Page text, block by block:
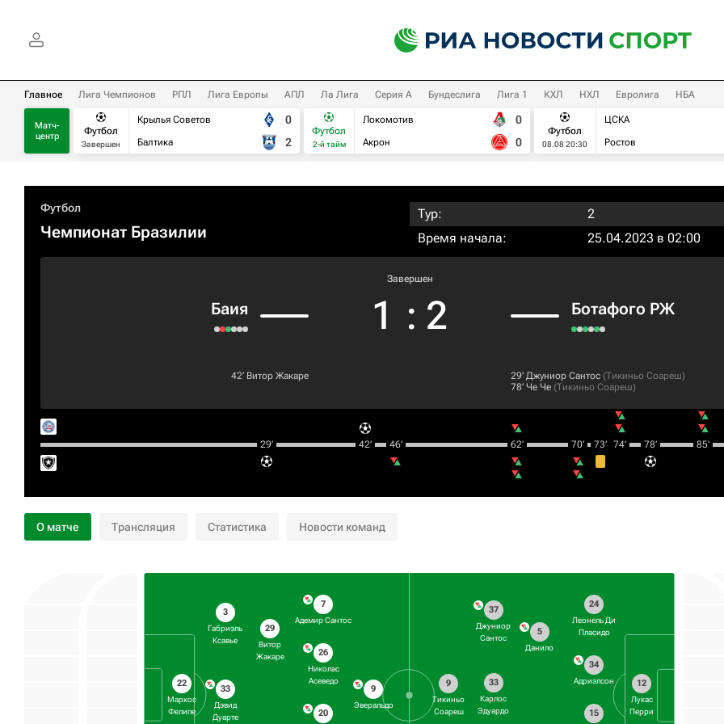
Главное Лига Чемпионов РПЛ Лига Европы АПЛ Ла Лига Серия А Бундеслига Лига 1 КХЛ НХЛ Евролига НБА
Матч-
центр
Футбол
Завершен
Крылья Советов
Балтика
0
2
Футбол
2-й тайм
Локомотив
Акрон
0
0
Футбол
08.08 20:30
ЦСКА
Ростов
Футбол
Чемпионат Бразилии
Тур:
2
Время начала:
25.04.2023 в 02:00
Баия
Завершен
1 : 2 Ботафого РЖ
42‎’‎ Витор Жакаре 29‎’‎ Джуниор Сантос (Тикиньо Соареш)
78‎’‎ Че Че (Тикиньо Соареш)
29‎’‎ 42‎’‎ 46‎’‎ 62‎’‎ 70‎’‎ 73‎’‎ 74‎’‎ 78‎’‎ 85‎’‎
О матче Трансляция Статистика Новости команд
22
Маркос
Фелипе
3
Габриэль
Ксавье
33
Дэвид
Дуарте
29
Витор
Жакаре
7
Адемир Сантос
26
Николас
Асеведо
20
9
Эверальдо
12
Лукас
Перри
24
Леонель Ди
Пласидо
34
Адриэлсон
15
5
Данило
37
Джуниор
Сантос
33
Карлос
Эдуардо
9
Тикиньо
Соареш